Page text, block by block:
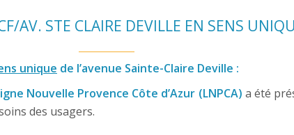
AV. STE CLAIRE DEVILLE EN SENS
unique de l’avenue Sainte-Claire Deville :
Nouvelle Provence Côte d’Azur (LNPCA) a été
des usagers.